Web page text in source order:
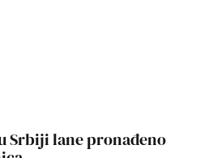
Srbiji lane pronađeno